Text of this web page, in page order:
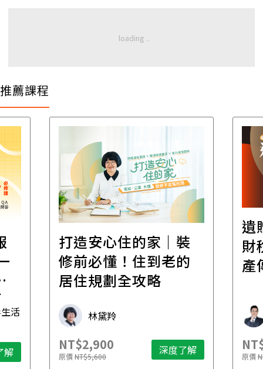
推薦課程
活
解
打造安心住的家｜裝
修前必懂！住到老的
居住規劃全攻略
林黛羚
NT$2,900
原價NT$5,600 深度了解
遺
財
產
原價